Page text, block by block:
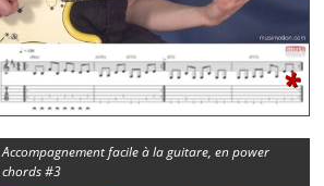
*
Accompagnement facile à la guitare, en power
chords #3